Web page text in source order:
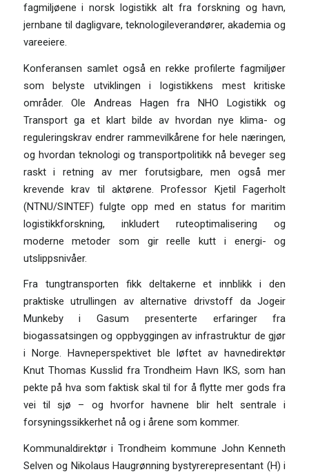
fagmiljøene i norsk logistikk alt fra forskning og havn,
jernbane til dagligvare, teknologileverandører, akademia og
vareeiere.
Konferansen samlet også en rekke profilerte fagmiljøer
som belyste utviklingen i logistikkens mest kritiske
områder. Ole Andreas Hagen fra NHO Logistikk og
Transport ga et klart bilde av hvordan nye klima- og
reguleringskrav endrer rammevilkårene for hele næringen,
og hvordan teknologi og transportpolitikk nå beveger seg
raskt i retning av mer forutsigbare, men også mer
krevende krav til aktørene. Professor Kjetil Fagerholt
(NTNU/SINTEF) fulgte opp med en status for maritim
logistikkforskning, inkludert ruteoptimalisering og
moderne metoder som gir reelle kutt i energi- og
utslippsnivåer.
Fra tungtransporten fikk deltakerne et innblikk i den
praktiske utrullingen av alternative drivstoff da Jogeir
Munkeby i Gasum presenterte erfaringer fra
biogassatsingen og oppbyggingen av infrastruktur de gjør
i Norge. Havneperspektivet ble løftet av havnedirektør
Knut Thomas Kusslid fra Trondheim Havn IKS, som han
pekte på hva som faktisk skal til for å flytte mer gods fra
vei til sjø – og hvorfor havnene blir helt sentrale i
forsyningssikkerhet nå og i årene som kommer.
Kommunaldirektør i Trondheim kommune John Kenneth
Selven og Nikolaus Haugrønning bystyrerepresentant (H) i